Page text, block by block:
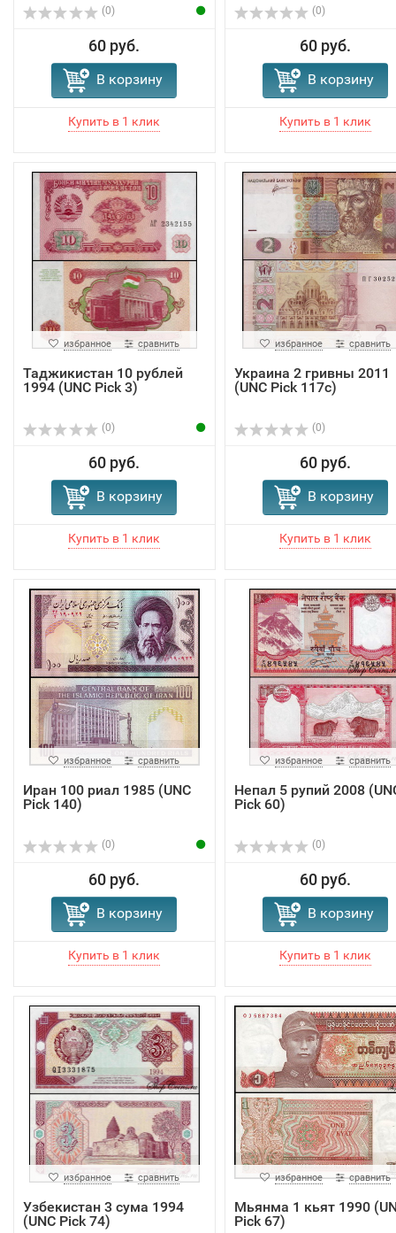
(0)
60 руб.
В корзину
(0)
60 руб.
В корзину
избранное сравнить
Таджикистан 10 рублей
1994 (UNC Pick 3)
(0)
60 руб.
В корзину
избранное сравнить
Украина 2 гривны 2011
(UNC Pick 117c)
(0)
60 руб.
В корзину
избранное сравнить
Иран 100 риал 1985 (UNC
Pick 140)
(0)
60 руб.
В корзину
избранное сравнить
Непал 5 рупий 2008
Pick 60)
(0)
60 руб.
В корзину
избранное сравнить
Узбекистан 3 сума 1994
(UNC Pick 74)
избранное сравнить
Мьянма 1 кьят 1990
Pick 67)